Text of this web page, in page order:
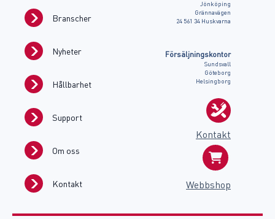
Branscher
Nyheter
Hållbarhet
Support
Om oss
Kontakt
Jönköping
Grännavägen
24 561 34 Huskvarna
Försäljningskontor
Sundsvall
Göteborg
Helsingborg
Kontakt
Webbshop